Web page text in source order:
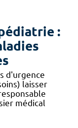
:
d'urgence
laisser
médical